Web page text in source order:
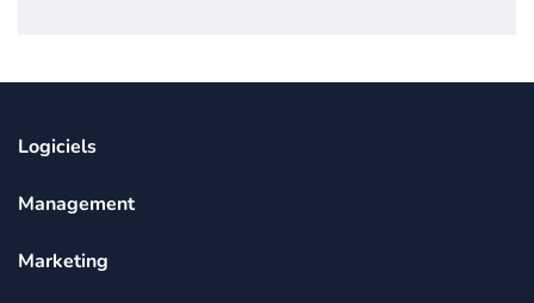
Logiciels
Management
Marketing